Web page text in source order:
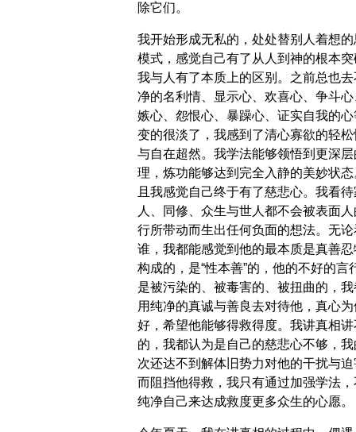
除它们。
我开始形成无私的，处处替别人着想的
模式，感觉自己有了从人到神的根本突
我与人有了本质上的区别。之前总也去
净的名利情、显示心、欢喜心、争斗心
嫉心、怨恨心、暴躁心、证实自我的心
变的很淡了，我感到了清心寡欲的轻松
与自在超然。我学法能够领悟到更深层
理，炼功能够达到完全入静的美妙状态
且我感觉自己终于有了慈悲心。我看待
人、同修、众生与世人都不会被表面
行所带动而生出任何负面的想法。无论
谁，我都能感觉到他的最本质是真善忍
构成的，是“性本善”的，他的不好的言
是被污染的、被毒害的、被扭曲的，我
用纯净的真诚与善良去对待他，真心为
好，希望他能够得救得度。我讲真相讲
的，我都认为是自己的慈悲心不够，我
次还达不到解体旧势力对他的干扰与迫
而阻挡他得救，我只有通过加强学法，
纯净自己来达成救度更多众生的心愿。